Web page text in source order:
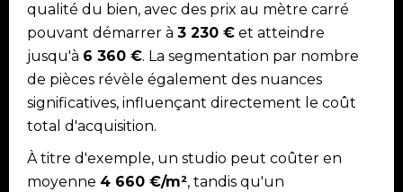
qualité du bien, avec des prix au mètre carré
pouvant démarrer à 3 230 € et atteindre
jusqu'à 6 360 €. La segmentation par nombre
de pièces révèle également des nuances
significatives, influençant directement le coût
total d'acquisition.
À titre d'exemple, un studio peut coûter en
moyenne 4 660 €/m², tandis qu'un